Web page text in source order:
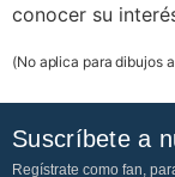
conocer su
(No aplica para dibujos
Suscríbete a
Regístrate como fan,